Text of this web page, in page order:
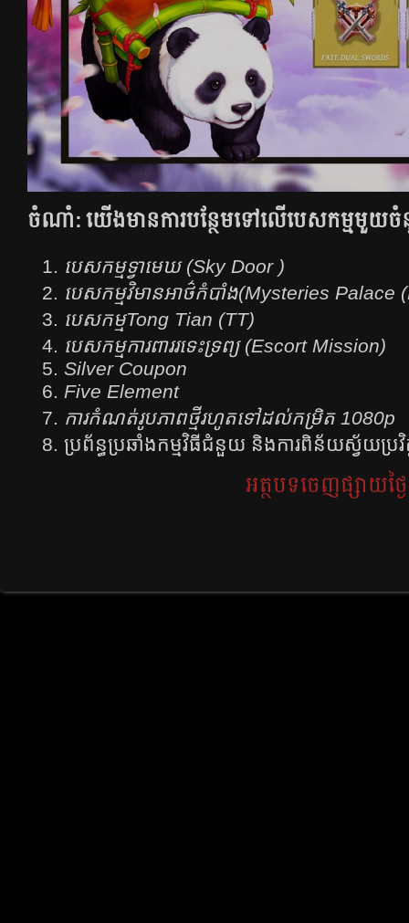
ចំណាំ:​ យើងមានការបន្ថែមទៅលើបេសកម្មមួយ
បេសកម្មទ្វាមេឃ (Sky Door )
បេសកម្មវិមានអាថ៌កំបាំង(Mysteries Palace
បេសកម្មTong Tian (TT)
បេសកម្មការពាររទេះទ្រព្យ (Escort Mission)
Silver Coupon
Five Element
ការកំណត់រូបភាពថ្មីរហូតទៅដល់កម្រិត 1080p
ប្រព័ន្ធប្រឆាំងកម្មវិធីជំនួយ និងការពិន័យស្វ័យប្រវិ
អត្ថបទចេញផ្សាយថ្ង